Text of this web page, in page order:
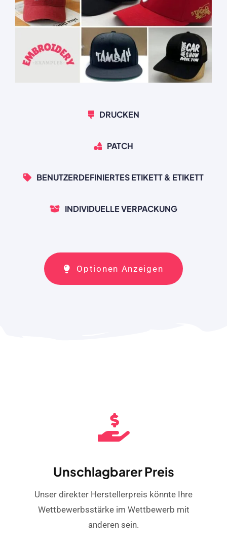
DRUCKEN
PATCH
BENUTZERDEFINIERTES ETIKETT & ETIKETT
INDIVIDUELLE VERPACKUNG
Optionen Anzeigen
Unschlagbarer Preis
Unser direkter Herstellerpreis könnte Ihre
Wettbewerbsstärke im Wettbewerb mit
anderen sein.